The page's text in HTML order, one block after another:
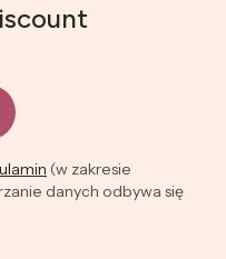
(w zakresie
danych odbywa się